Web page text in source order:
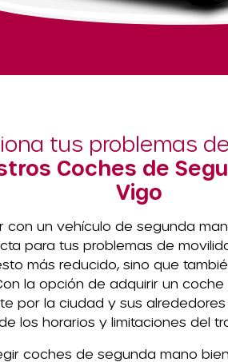
tus problemas
Coches de
Vigo
con un vehículo de segunda
para tus problemas de
más reducido, sino que
la opción de adquirir un
por la ciudad y sus
los horarios y limitaciones del
coches de segunda mano